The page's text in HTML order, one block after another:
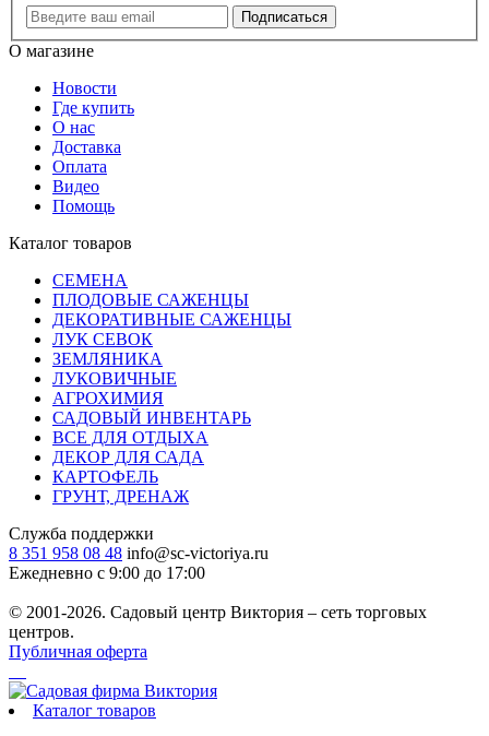
Подписаться
О магазине
Новости
Где купить
О нас
Доставка
Оплата
Видео
Помощь
Каталог товаров
СЕМЕНА
ПЛОДОВЫЕ САЖЕНЦЫ
ДЕКОРАТИВНЫЕ САЖЕНЦЫ
ЛУК СЕВОК
ЗЕМЛЯНИКА
ЛУКОВИЧНЫЕ
АГРОХИМИЯ
САДОВЫЙ ИНВЕНТАРЬ
ВСЕ ДЛЯ ОТДЫХА
ДЕКОР ДЛЯ САДА
КАРТОФЕЛЬ
ГРУНТ, ДРЕНАЖ
Служба поддержки
8 351 958 08 48 info@sc-victoriya.ru
Ежедневно с 9:00 до 17:00
© 2001-2026. Садовый центр Виктория – сеть торговых
центров.
Публичная оферта
Каталог товаров